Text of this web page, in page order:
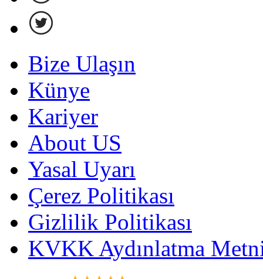
Bize Ulaşın
Künye
Kariyer
About US
Yasal Uyarı
Çerez Politikası
Gizlilik Politikası
KVKK Aydınlatma